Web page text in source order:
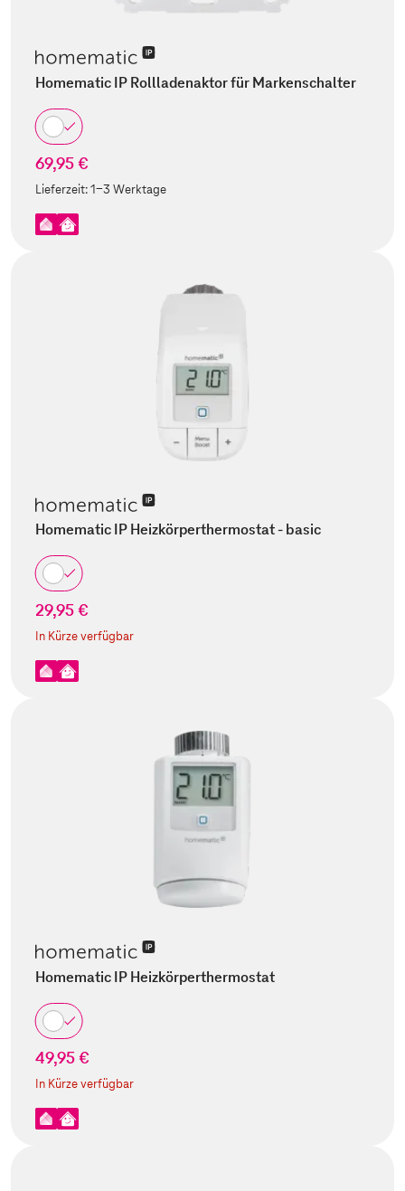
Homematic IP Rollladenaktor für Markenschalter
69,95 €
Lieferzeit:1-3 Werktage
Homematic IP Heizkörperthermostat - basic
29,95 €
In Kürze verfügbar
Homematic IP Heizkörperthermostat
49,95 €
In Kürze verfügbar